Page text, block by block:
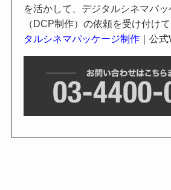
を活かして、デジタルシネマパ
（DCP制作）の依頼を受け付け
タルシネマパッケージ制作 ｜公